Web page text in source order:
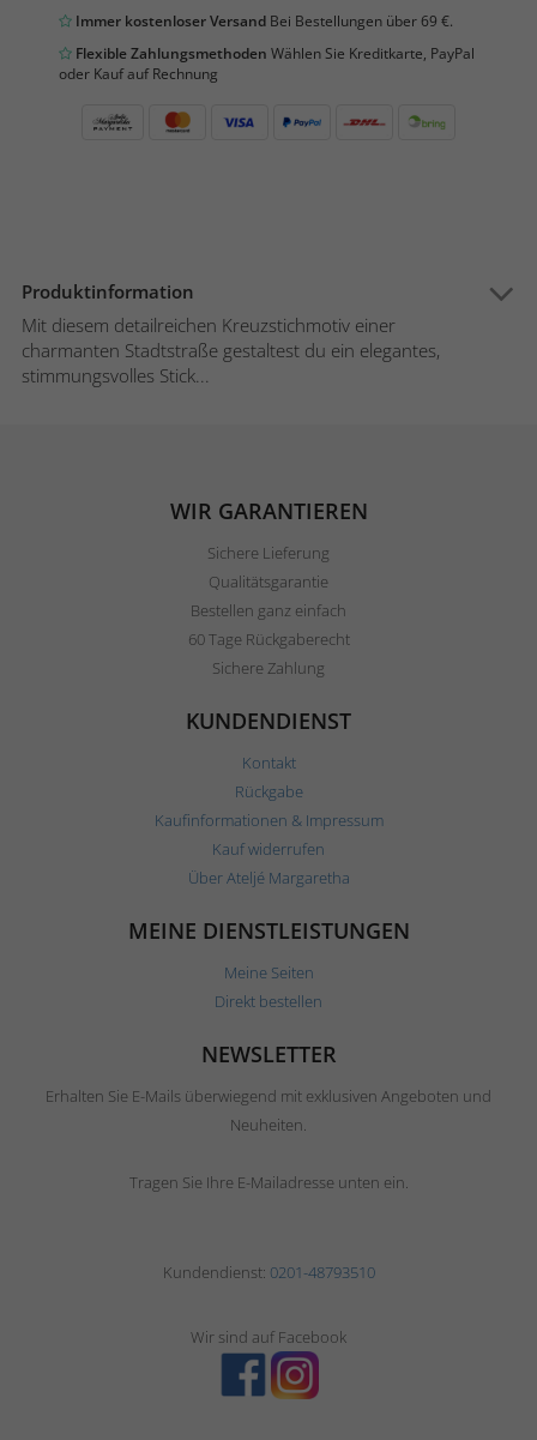
Immer kostenloser Versand Bei Bestellungen über 69 €.
Flexible Zahlungsmethoden Wählen Sie Kreditkarte, PayPal
oder Kauf auf Rechnung
Produktinformation
Mit diesem detailreichen Kreuzstichmotiv einer
charmanten Stadtstraße gestaltest du ein elegantes,
stimmungsvolles Stick...
WIR GARANTIEREN
Sichere Lieferung
Qualitätsgarantie
Bestellen ganz einfach
60 Tage Rückgaberecht
Sichere Zahlung
KUNDENDIENST
Kontakt
Rückgabe
Kaufinformationen & Impressum
Kauf widerrufen
Über Ateljé Margaretha
MEINE DIENSTLEISTUNGEN
Meine Seiten
Direkt bestellen
NEWSLETTER
Erhalten Sie E-Mails überwiegend mit exklusiven Angeboten und
Neuheiten.
Tragen Sie Ihre E-Mailadresse unten ein.
Kundendienst: 0201-48793510
Wir sind auf Facebook